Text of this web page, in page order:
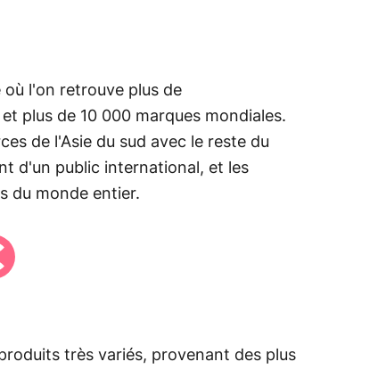
l'on retrouve plus de
plus de 10 000 marques mondiales.
de l'Asie du sud avec le reste du
d'un public international, et les
du monde entier.
très variés, provenant des plus